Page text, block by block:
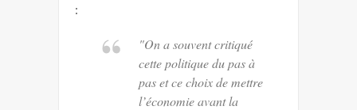
:
"On a souvent critiqué
cette politique du pas à
pas et ce choix de mettre
l’économie avant la